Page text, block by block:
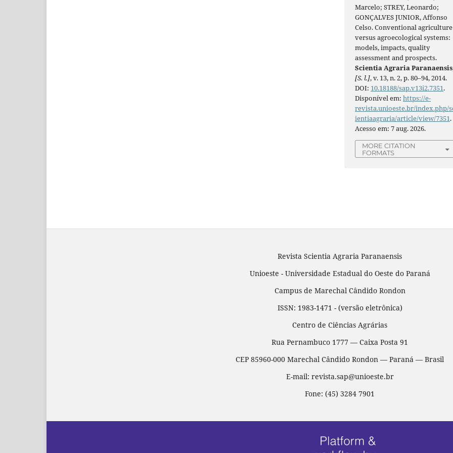
Marcelo; STREY, Leonardo;
GONÇALVES JUNIOR, Affonso
Celso. Conventional agriculture
versus agroecological systems:
models, impacts, quality
assessment and prospects.
Scientia Agraria Paranaensis
[S. l.], v. 13, n. 2, p. 80–94, 2014.
DOI: 10.18188/sap.v13i2.7351.
Disponível em:https://e-
revista.unioeste.br/index.php/
ientiaagraria/article/view/7351.
Acesso em: 7 aug. 2026.
MORE CITATION
FORMATS
Revista Scientia Agraria Paranaensis
Unioeste - Universidade Estadual do Oeste do Paraná
Campus de Marechal Cândido Rondon
ISSN: 1983-1471 - (versão eletrônica)
Centro de Ciências Agrárias
Rua Pernambuco 1777 — Caixa Posta 91
CEP 85960-000 Marechal Cândido Rondon — Paraná — Brasil
E-mail: revista.sap@unioeste.br
Fone: (45) 3284 7901